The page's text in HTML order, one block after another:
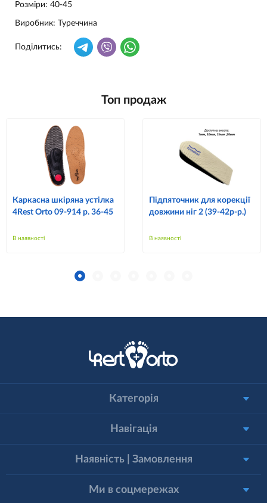
Розміри: 40-45
Виробник: Туреччина
Поділитись:
Топ продаж
Каркасна шкіряна устілка
4Rest Orto 09-914 р. 36-45
В наявності
Підпяточник для корекції
довжини ніг 2 (39-42р-р.)
В наявності
Категорія
Навігація
Наявність | Замовлення
Ми в соцмережах